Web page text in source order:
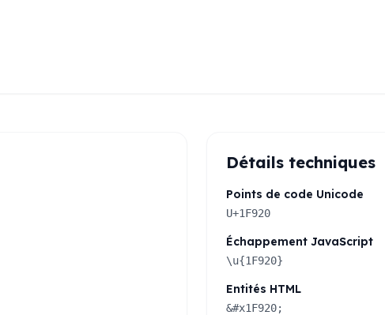
Détails techniques
Points de code Unicode
U+1F920
Échappement JavaScript
\u{1F920}
Entités HTML
&#x1F920;